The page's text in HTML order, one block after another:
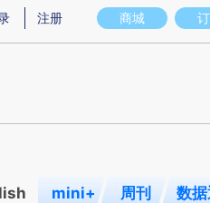
意图存在偏差。不代表财新观点和立场
商城
注册
mini+ 周刊 数